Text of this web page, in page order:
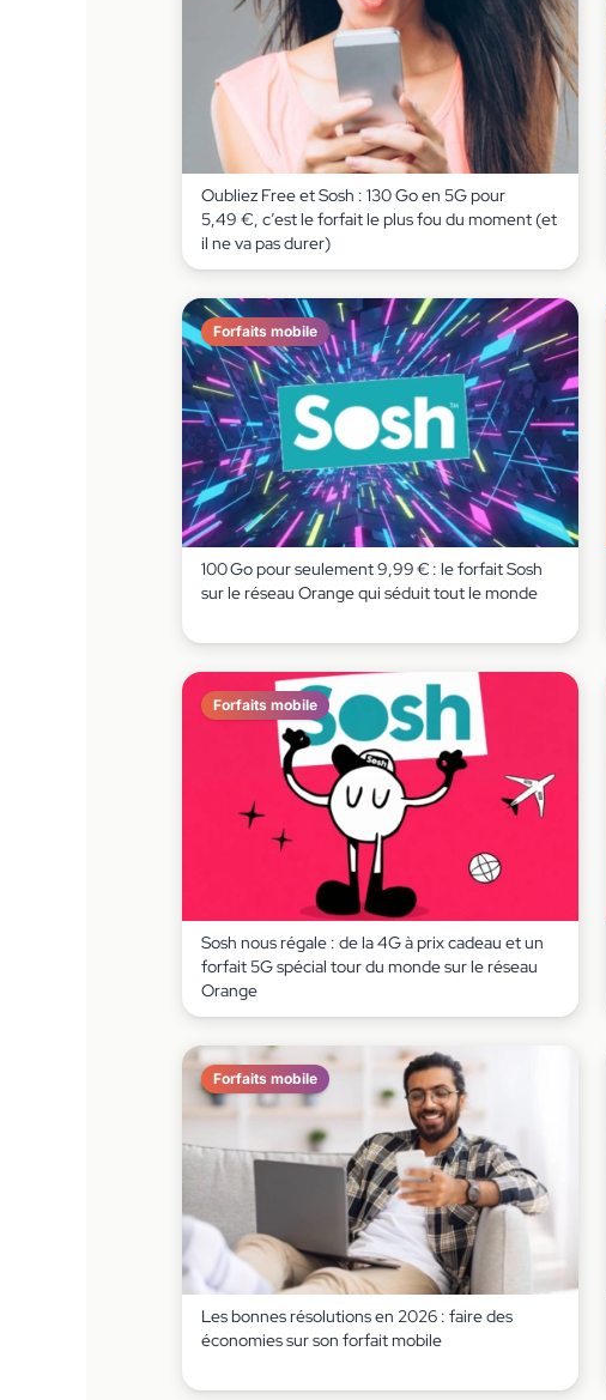
Oubliez Free et Sosh : 130 Go en 5G pour
5,49 €, c’est le forfait le plus fou du moment (et
il ne va pas durer)
Forfaits mobile
100 Go pour seulement 9,99 € : le forfait Sosh
sur le réseau Orange qui séduit tout le monde
Forfaits mobile
Sosh nous régale : de la 4G à prix cadeau et un
forfait 5G spécial tour du monde sur le réseau
Orange
Forfaits mobile
Les bonnes résolutions en 2026 : faire des
économies sur son forfait mobile